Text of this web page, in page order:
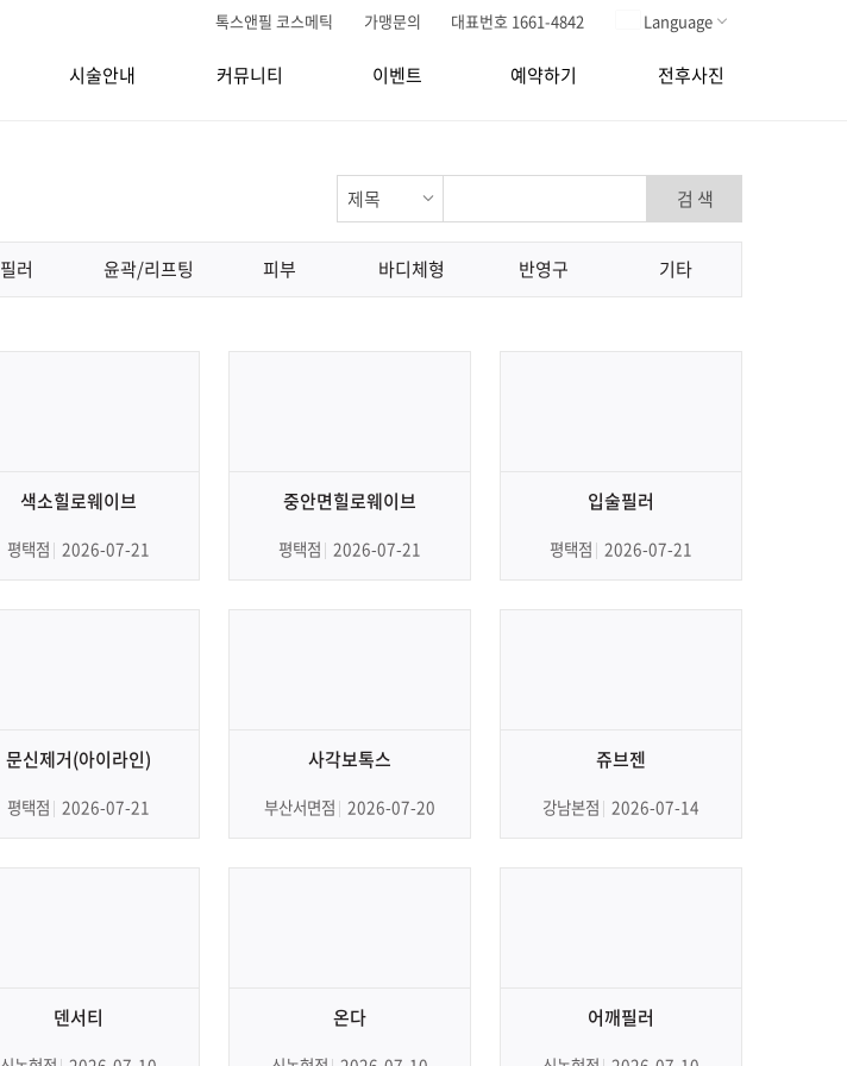
톡스앤필 코스메틱 가맹문의 대표번호 1661-4842 Language
시술안내 커뮤니티 이벤트 예약하기 전후사진
검 색
필러 윤곽/리프팅 피부 바디체형 반영구 기타
색소힐로웨이브
평택점 2026-07-21
중안면힐로웨이브
평택점 2026-07-21
입술필러
평택점 2026-07-21
문신제거(아이라인)
평택점 2026-07-21
사각보톡스
부산서면점 2026-07-20
쥬브젠
강남본점 2026-07-14
덴서티 온다 어깨필러